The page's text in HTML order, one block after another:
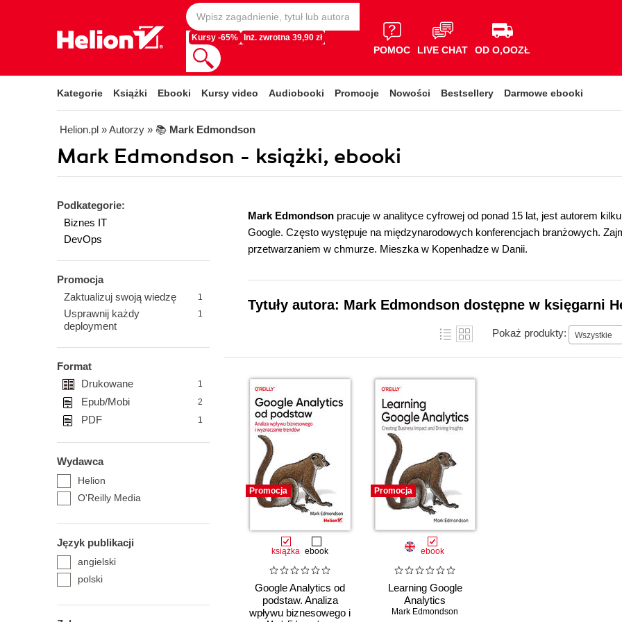
Kursy -65% Inż. zwrotna 39,90 zł
POMOC LIVE CHAT OD O,OOZŁ
Kategorie Książki Ebooki Kursy video Audiobooki Promocje Nowości Bestsellery Darmowe ebooki
Helion.pl » Autorzy » 📚 Mark Edmondson
Mark Edmondson - książki, ebooki
Podkategorie:
Biznes IT
DevOps
Promocja
Zaktualizuj swoją wiedzę
1
Usprawnij każdy
deployment
1
Format
Drukowane
1
Epub/Mobi 2
PDF 1
Wydawca
Helion
O'Reilly Media
Język publikacji
angielski
polski
Mark Edmondson pracuje w analityce cyfrowej od ponad 15 lat, jest autorem
Google. Często występuje na międzynarodowych konferencjach branżowych.
przetwarzaniem w chmurze. Mieszka w Kopenhadze w Danii.
Tytuły autora: Mark Edmondson dostępne w księgarni
Pokaż produkty: Wszystkie
Promocja
książka ebook
Google Analytics od
podstaw. Analiza
wpływu biznesowego i
Promocja
ebook
Learning Google
Analytics
Mark Edmondson